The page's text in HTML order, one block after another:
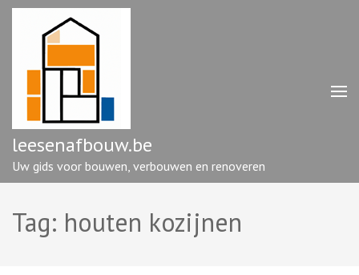
Ga
enter)
leesenafbouw.be
Uw gids voor bouwen, verbouwen en renoveren
Tag: houten kozijnen